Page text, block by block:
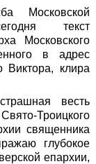
Московской
текст
Московского
в адрес
Виктора, клира
весть
Троицкого
священника
глубокое
епархии,